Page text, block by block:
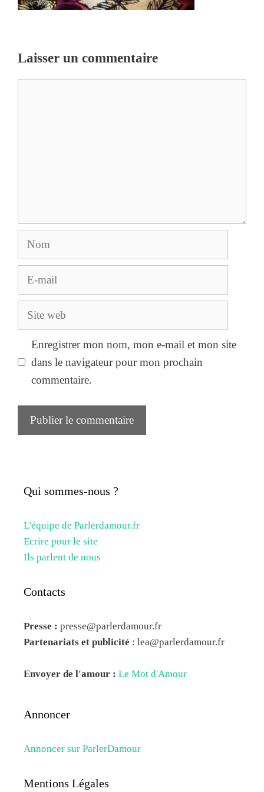
Laisser un commentaire
Nom
E-
Site
Enregistrer mon nom, mon e-mail et mon site
dans le navigateur pour mon prochain
commentaire.
Qui sommes-nous ?
L'équipe de Parlerdamour.fr
Ecrire pour le site
Ils parlent de nous
Contacts
Presse : presse@parlerdamour.fr
Partenariats et publicité : lea@parlerdamour.fr
Envoyer de l'amour : Le Mot d'Amour
Annoncer
Annoncer sur ParlerDamour
Mentions Légales